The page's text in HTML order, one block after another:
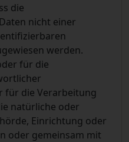
die
nicht einer
werden.
für die
für die Verarbeitung
natürliche oder
Einrichtung oder
oder gemeinsam mit